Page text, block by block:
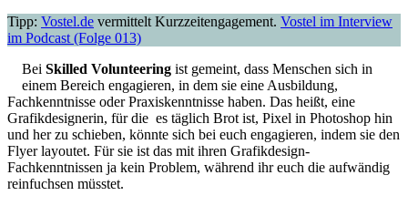
Tipp: Vostel.de vermittelt Kurzzeitengagement. Vostel im Interview
im Podcast (Folge 013)
Bei Skilled Volunteering ist gemeint, dass Menschen sich in
einem Bereich engagieren, in dem sie eine Ausbildung,
Fachkenntnisse oder Praxiskenntnisse haben. Das heißt, eine
Grafikdesignerin, für die es täglich Brot ist, Pixel in Photoshop hin
und her zu schieben, könnte sich bei euch engagieren, indem sie den
Flyer layoutet. Für sie ist das mit ihren Grafikdesign-
Fachkenntnissen ja kein Problem, während ihr euch die aufwändig
reinfuchsen müsstet.